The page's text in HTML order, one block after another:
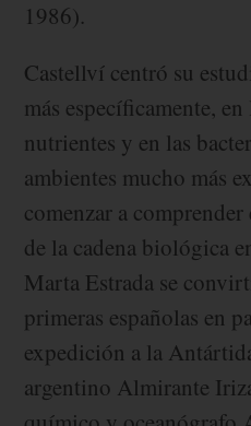
1986).
Castellví centró su
más específicamente,
nutrientes y en las
ambientes mucho más
comenzar a
de la cadena biológica
Marta Estrada se
primeras españolas en
expedición a la
argentino Almirante